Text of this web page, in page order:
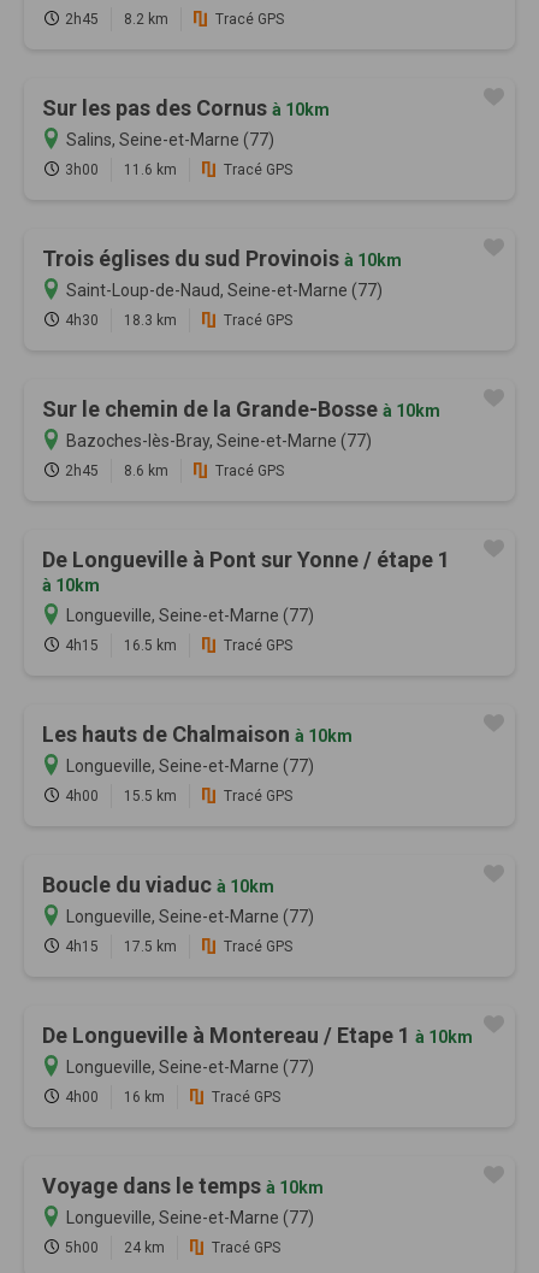
2h45 8.2 km Tracé GPS
Sur les pas des Cornus à 10km
Salins, Seine-et-Marne (77)
3h00 11.6 km Tracé GPS
Trois églises du sud Provinois à 10km
Saint-Loup-de-Naud, Seine-et-Marne (77)
4h30 18.3 km Tracé GPS
Sur le chemin de la Grande-Bosse à 10km
Bazoches-lès-Bray, Seine-et-Marne (77)
2h45 8.6 km Tracé GPS
De Longueville à Pont sur Yonne / étape 1
à 10km
Longueville, Seine-et-Marne (77)
4h15 16.5 km Tracé GPS
Les hauts de Chalmaison à 10km
Longueville, Seine-et-Marne (77)
4h00 15.5 km Tracé GPS
Boucle du viaduc à 10km
Longueville, Seine-et-Marne (77)
4h15 17.5 km Tracé GPS
De Longueville à Montereau / Etape 1 à 10km
Longueville, Seine-et-Marne (77)
4h00 16 km Tracé GPS
Voyage dans le temps à 10km
Longueville, Seine-et-Marne (77)
5h00 24 km Tracé GPS